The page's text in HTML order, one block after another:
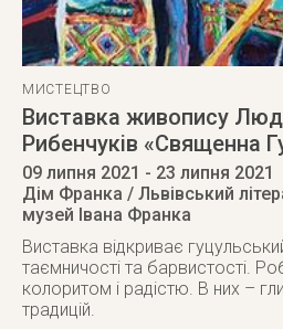
МИСТЕЦТВО
Виставка живопису
Рибенчуків «Священна
09 липня 2021 - 23 липня 2021
Дім Франка / Львівський
музей Івана Франка
Виставка відкриває
таємничості та барвистості.
колоритом і радістю. В них –
традицій.